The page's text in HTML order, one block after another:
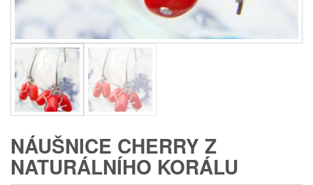
NÁUŠNICE CHERRY Z
NATURÁLNÍHO KORÁLU